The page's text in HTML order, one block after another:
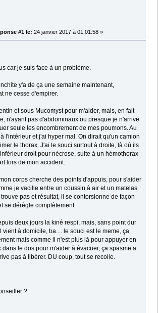
#1 le: 24 janvier 2017 à 01:01:58 »
car je suis face à un problème.
y'a de ça une semaine maintenant,
ne cesse d'empirer.
et sous Mucomyst pour m'aider, mais, en fait
n'ayant pas d'abdominaux ou presque je n'arrive
seule les encombrement de mes poumons. Au
l'intérieur et j'ai hyper mal. On dirait qu'un camion
le thorax. J'ai le souci surtout à droite, là où ils
droit pour nécrose, suite à un hémothorax
lors de mon accident.
corps cherche des points d'appuis, pour s'aider
je vacille entre un coussin à air et un matelas
pas et résultat, il se contorsionne de façon
se dérègle complètement.
deux jours la kiné respi, mais, sans point dur
vient à domicile, ba.... le souci est le meme, ça
mais comme il n'est plus là pour appuyer en
dans le dos pour m'aider à évacuer, ça spasme a
pas à libérer. DU coup, tout se recolle.
?